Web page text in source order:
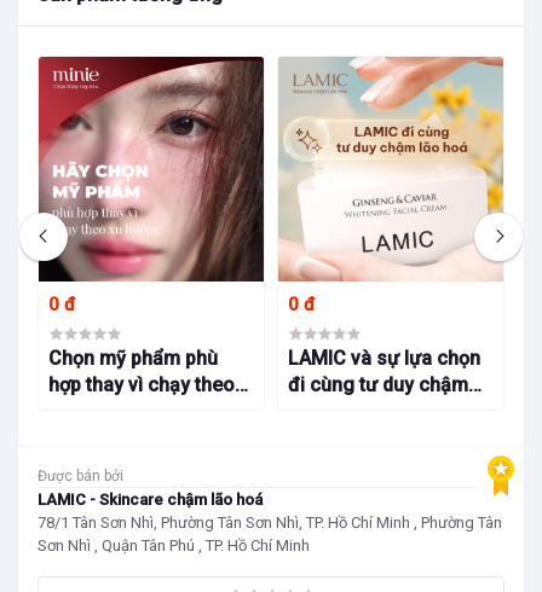
Được bán bởi
LAMIC - Skincare chậm lão hoá
78/1 Tân Sơn Nhì, Phường Tân Sơn Nhì, TP. Hồ Chí Minh , Phường Tân
Sơn Nhì , Quận Tân Phú , TP. Hồ Chí Minh
0 đ
Chọn mỹ phẩm phù
hợp thay vì chạy theo
Minie
0 đ
LAMIC và sự lựa chọn
đi cùng tư duy chậm